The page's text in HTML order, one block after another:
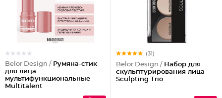
Belor Design / Румяна-стик
для лица
мультифункциональные
Multitalent
(31)
Belor Design / Набор для
скульптурирования лица
Sculpting Triо